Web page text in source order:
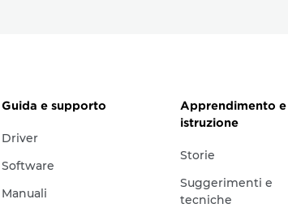
Guida e supporto
Driver
Software
Manuali
Apprendimento e
istruzione
Storie
Suggerimenti e
tecniche